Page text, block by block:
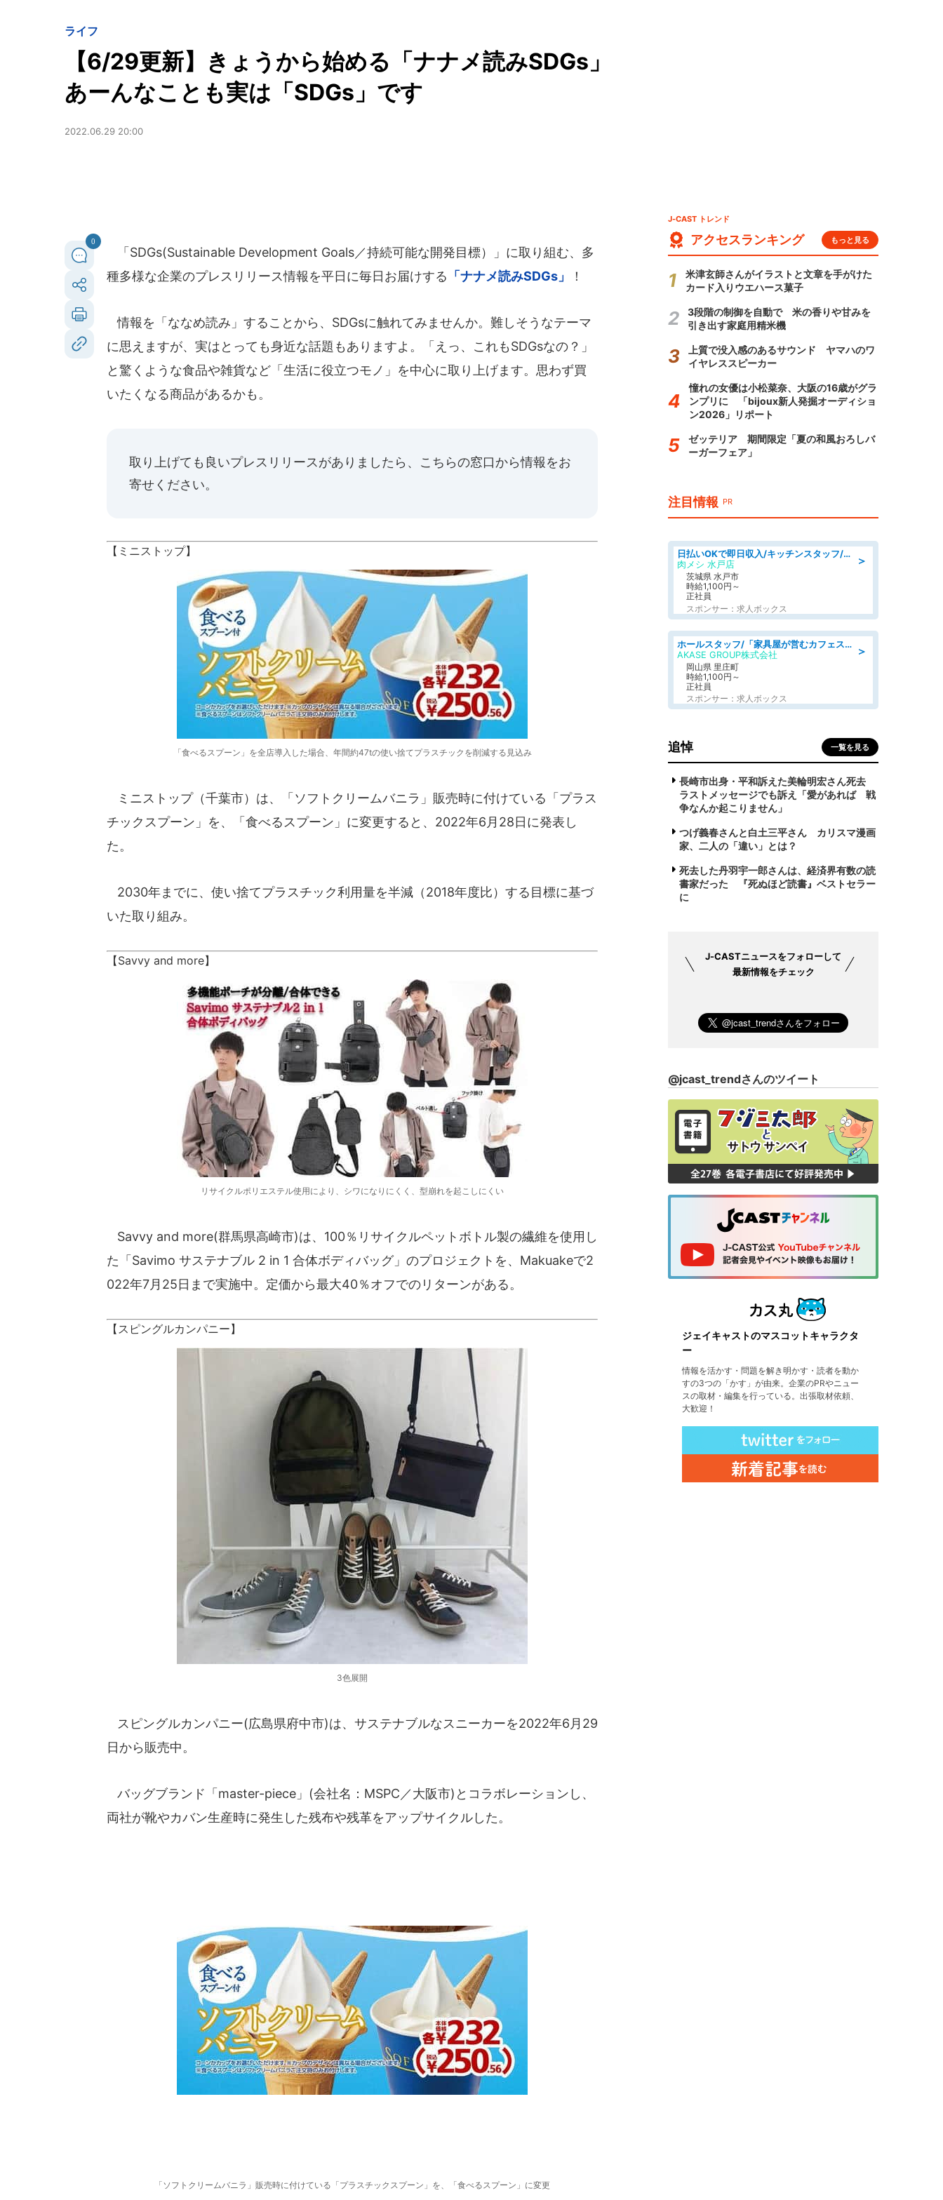
ライフ
【6/29更新】きょうから始める「ナナメ読みSDGs」
あーんなことも実は「SDGs」です
2022.06.29 20:00
0
「SDGs(Sustainable Development Goals／持続可能な開発目標）」に取り組む、多
種多様な企業のプレスリリース情報を平日に毎日お届けする 「ナナメ読みSDGs」 ！
情報を「ななめ読み」することから、SDGsに触れてみませんか。難しそうなテーマ
に思えますが、実はとっても身近な話題もありますよ。「えっ、これもSDGsなの？」
と驚くような食品や雑貨など「生活に役立つモノ」を中心に取り上げます。思わず買
いたくなる商品があるかも。
取り上げても良いプレスリリースがありましたら、 こちらの窓口から情報をお
寄せください。
【ミニストップ】
「食べるスプーン」を全店導入した場合、年間約47tの使い捨てプラスチックを削減する見込み
ミニストップ（千葉市）は、「ソフトクリームバニラ」販売時に付けている「プラス
チックスプーン」を、「食べるスプーン」に変更すると、2022年6月28日に発表し
た。
2030年までに、使い捨てプラスチック利用量を半減（2018年度比）する目標に基づ
いた取り組み。
【Savvy and more】
リサイクルポリエステル使用により、シワになりにくく、型崩れを起こしにくい
Savvy and more(群馬県高崎市)は、100％リサイクルペットボトル製の繊維を使用し
た「Savimo サステナブル 2 in 1 合体ボディバッグ」のプロジェクトを、Makuakeで2
022年7月25日まで実施中。定価から最大40％オフでのリターンがある。
【スピングルカンパニー】
3色展開
スピングルカンパニー(広島県府中市)は、サステナブルなスニーカーを2022年6月29
日から販売中。
バッグブランド「master-piece」(会社名：MSPC／大阪市)とコラボレーションし、
両社が靴やカバン生産時に発生した残布や残革をアップサイクルした。
「ソフトクリームバニラ」販売時に付けている「プラスチックスプーン」を、「食べるスプーン」に変更
J-CAST トレンド
アクセスランキング もっと見る
米津玄師さんがイラストと文章を手がけた
カード入りウエハース菓子
3段階の制御を自動で 米の香りや甘みを
引き出す家庭用精米機
上質で没入感のあるサウンド ヤマハのワ
イヤレススピーカー
憧れの女優は小松菜奈、大阪の16歳がグラ
ンプリに 「bijoux新人発掘オーディショ
ン2026」リポート
ゼッテリア 期間限定「夏の和風おろしバ
ーガーフェア」
注目情報 PR
＞
日払いOKで即日収入/キッチンスタッフ/「原付免許必須」デリバリー業務など、自己成長可能な幅広い仕事に挑戦!髪型自由&ピアス・ネイルOK/茨城県/水戸市
肉メシ 水戸店
茨城県 水戸市
時給1,100円～
正社員
スポンサー：求人ボックス
＞
ホールスタッフ/「家具屋が営むカフェスタッフ!」週2日～OK!嬉しいまかない付き/岡山県/浅口郡里庄町
AKASE GROUP株式会社
岡山県 里庄町
時給1,100円～
正社員
スポンサー：求人ボックス
追悼 一覧を見る
長崎市出身・平和訴えた美輪明宏さん死去
ラストメッセージでも訴え「愛があれば 戦
争なんか起こりません」
つげ義春さんと白土三平さん カリスマ漫画
家、二人の「違い」とは？
死去した丹羽宇一郎さんは、経済界有数の読
書家だった 『死ぬほど読書』ベストセラー
に
J-CASTニュースをフォローして
最新情報をチェック
@jcast_trendさんのツイート
ジェイキャストのマスコットキャラクタ
ー
情報を活かす・問題を解き明かす・読者を動か
すの3つの「かす」が由来。企業のPRやニュー
スの取材・編集を行っている。出張取材依頼、
大歓迎！